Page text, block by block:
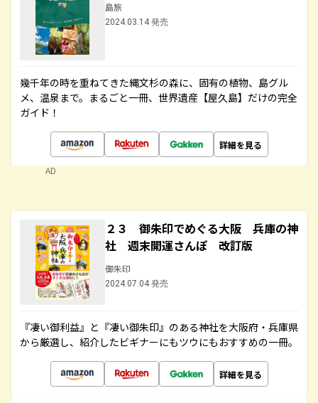
島旅
2024.03.14 発売
幾千年の時を重ねてきた縄文杉の森に、固有の植物、島グル
メ、温泉まで。まるごと一冊、世界遺産【屋久島】だけの完全
ガイド！
詳細を見る
AD
２３ 御朱印でめぐる大阪 兵庫の神
社 週末開運さんぽ 改訂版
御朱印
2024.07.04 発売
『凄い御利益』と『凄い御朱印』のある神社を大阪府・兵庫県
から厳選し、紹介したビギナーにもツウにもおすすめの一冊。
詳細を見る